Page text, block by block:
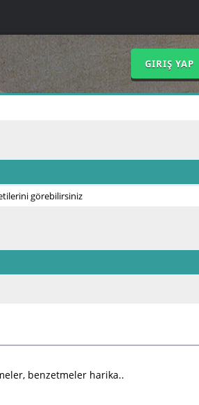
GIRIŞ YAP
görebilirsiniz
benzetmeler harika..